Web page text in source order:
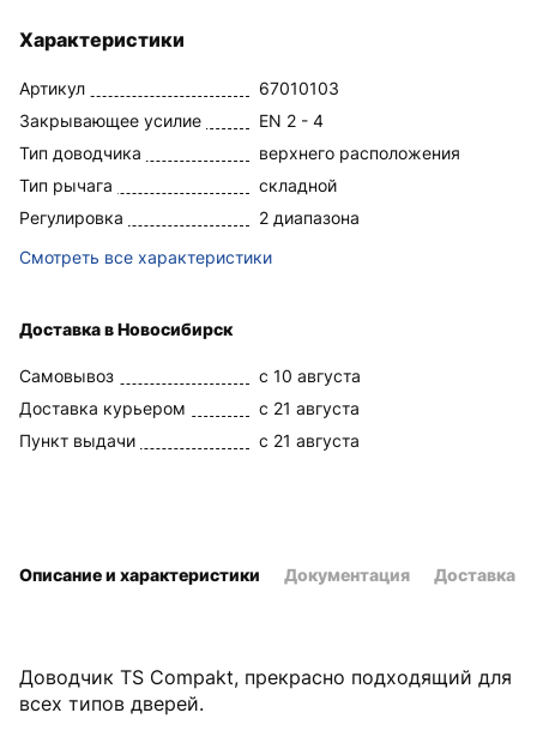
Характеристики
Артикул
67010103
Закрывающее усилие
EN 2 - 4
Тип доводчика
верхнего расположения
Тип рычага
складной
Регулировка
2 диапазона
Смотреть все характеристики
Доставка в Новосибирск
Самовывоз
c 10 августа
Доставка курьером
c 21 августа
Пункт выдачи
c 21 августа
Доводчик TS Compakt, прекрасно подходящий для
всех типов дверей.
Описание и характеристики Документация Доставка и